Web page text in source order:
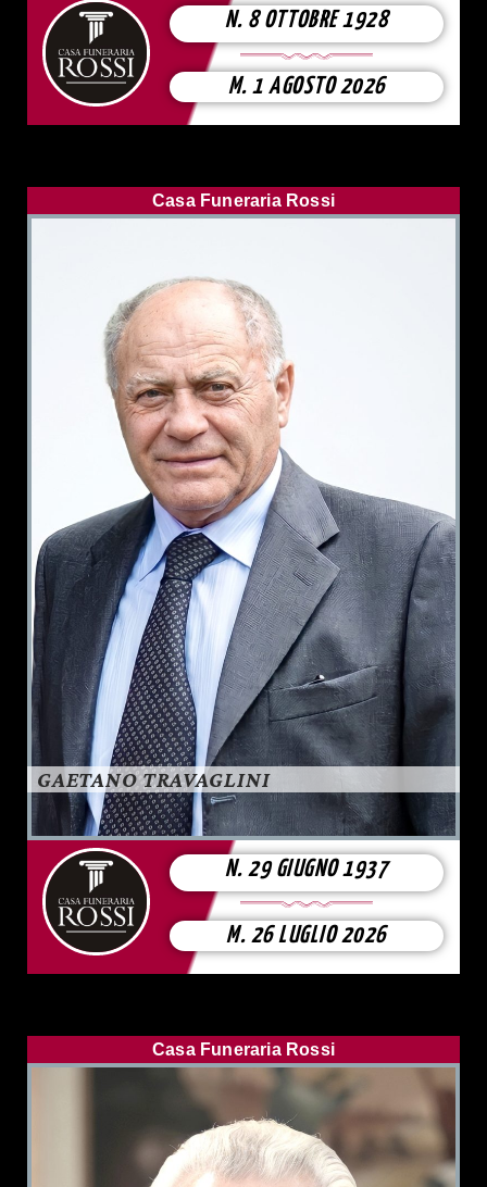
N. 8 OTTOBRE 1928
M. 1 AGOSTO 2026
Casa Funeraria Rossi
GAETANO TRAVAGLINI
N. 29 GIUGNO 1937
M. 26 LUGLIO 2026
Casa Funeraria Rossi